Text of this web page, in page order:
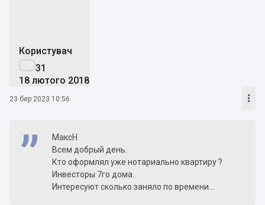
Користувач
31
18 лютого 2018
23 бер 2023 10:56 
МаксН
Всем добрый день.
Кто оформлял уже нотариально квартиру ?
Инвесторы 7го дома.
Интересуют сколько заняло по времени...